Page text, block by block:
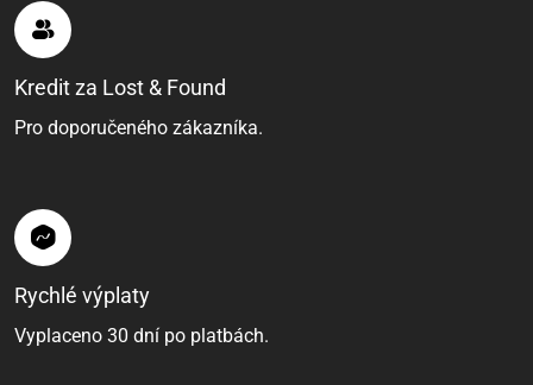
Kredit za Lost & Found
Pro doporučeného zákazníka.
Rychlé výplaty
Vyplaceno 30 dní po platbách.